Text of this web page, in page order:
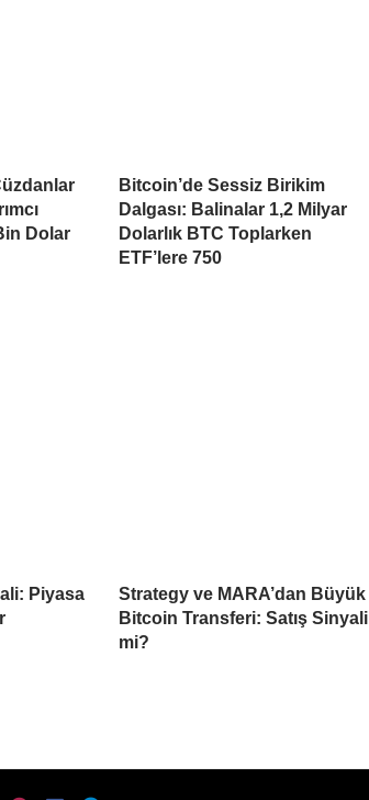
Dolar
Bitcoin’de Sessiz Birikim
Dalgası: Balinalar 1,2 Milyar
Dolarlık BTC Toplarken
ETF’lere 750
Piyasa
Strategy ve MARA’dan Büyük
Bitcoin Transferi: Satış Sinyali
mi?